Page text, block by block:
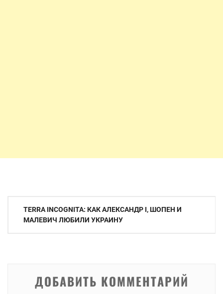
Навигация
TERRA INCOGNITA: КАК АЛЕКСАНДР I, ШОПЕН И
МАЛЕВИЧ ЛЮБИЛИ УКРАИНУ
ДОБАВИТЬ КОММЕНТАРИЙ